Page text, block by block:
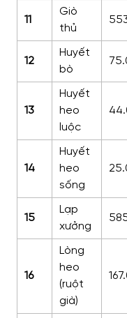
11
Giò
thủ
12
Huyết
bò
13
Huyết
heo
luộc
14
Huyết
heo
sống
15
Lạp
xưởng
16
Lòng
heo
(ruột
già)